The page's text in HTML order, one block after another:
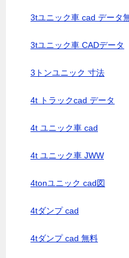
3tユニック車 cad データ
3tユニック車 CADデータ
3トンユニック 寸法
4t トラックcad データ
4t ユニック車 cad
4t ユニック車 JWW
4tonユニック cad図
4tダンプ cad
4tダンプ cad 無料